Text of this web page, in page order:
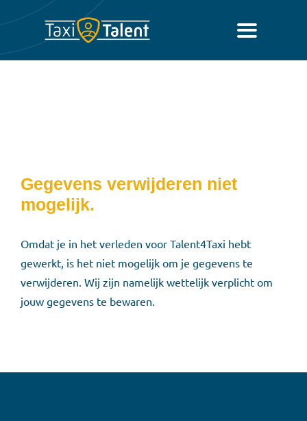
naar
inhoud
Toggle
TaxiPas
Gegevens verwijderen niet
mogelijk.
Omdat je in het verleden voor Talent4Taxi hebt
gewerkt, is het niet mogelijk om je gegevens te
verwijderen. Wij zijn namelijk wettelijk verplicht om
jouw gegevens te bewaren.